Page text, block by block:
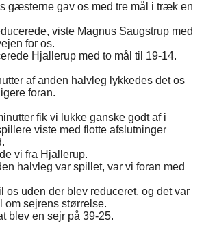
gæsterne gav os med tre mål i træk en
viste Magnus Saugstrup med
for os.
Hjallerup med to mål til 19-14.
af anden halvleg lykkedes det os
foran.
fik vi lukke ganske godt af i
viste med flotte afslutninger
vi fra Hjallerup.
halvleg var spillet, var vi foran med
os uden der blev reduceret, og det var
om sejrens størrelse.
blev en sejr på 39-25.